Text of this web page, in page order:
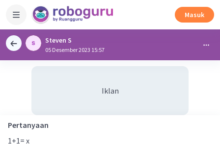
Masuk
Steven S
05 Desember 2023 15:57
Iklan
Pertanyaan
1+1= x